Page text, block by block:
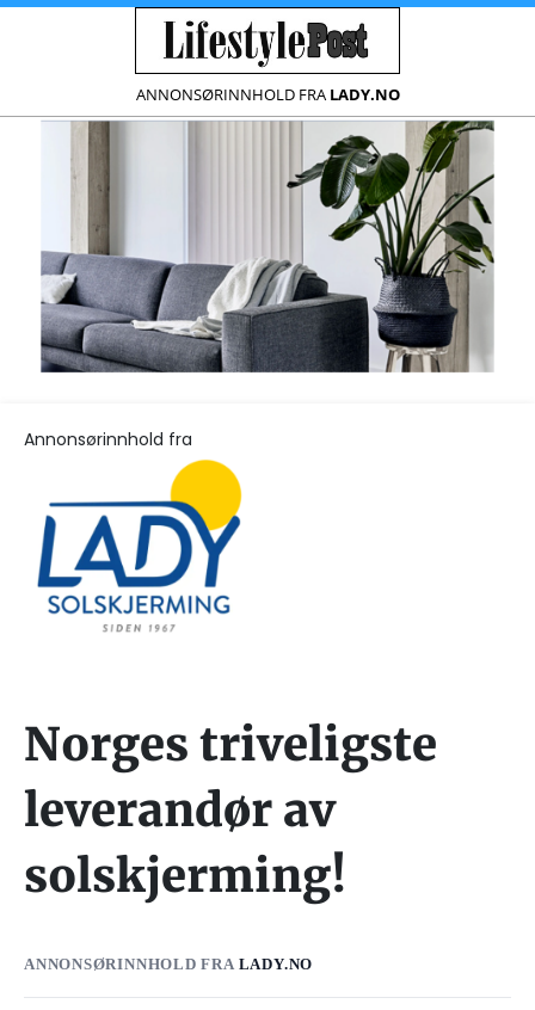
ANNONSØRINNHOLD FRA LADY.NO
Annonsørinnhold fra
Norges triveligste
leverandør av
solskjerming!
ANNONSØRINNHOLD FRA LADY.NO